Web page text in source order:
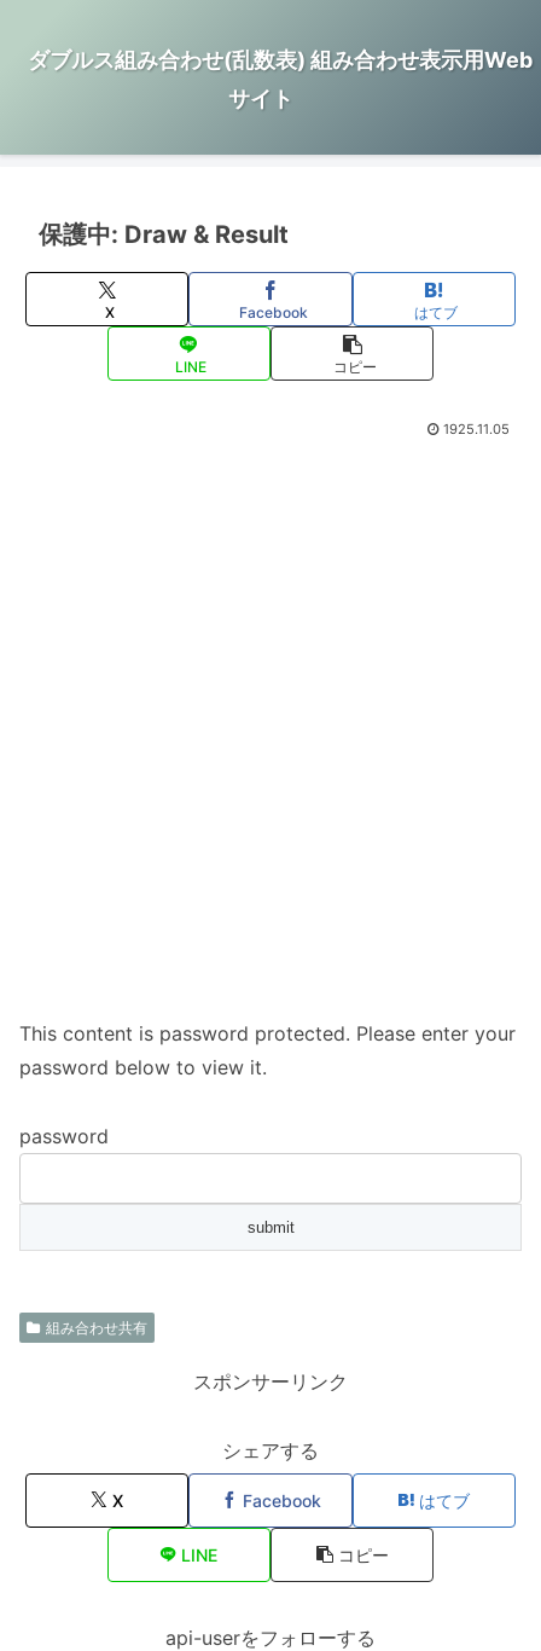
ダブルス組み合わせ(乱数表) 組み合わせ表示用Web
サイト
保護中: Draw & Result
X Facebook はてブ
LINE コピー
1925.11.05
This content is password protected. Please enter your
password below to view it.
password
組み合わせ共有
スポンサーリンク
シェアする
X Facebook はてブ
LINE コピー
api-userをフォローする